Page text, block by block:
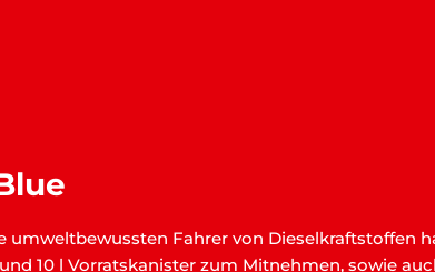
umweltbewussten Fahrer von Dieselkraftstoffen
10 l Vorratskanister zum Mitnehmen, sowie